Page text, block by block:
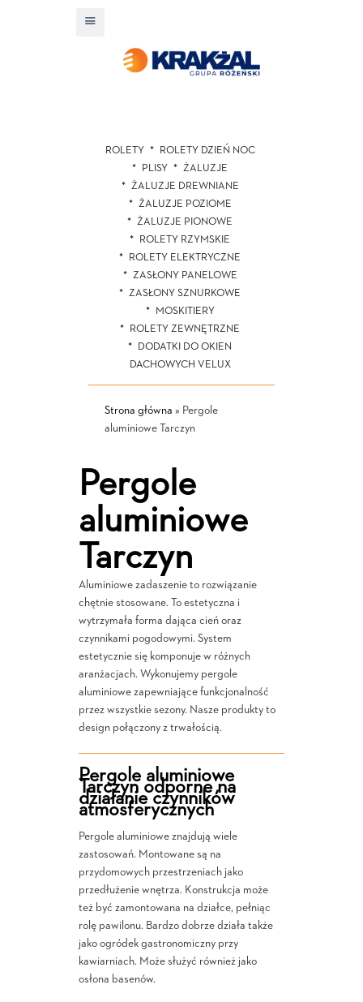
ROLETY
ROLETY DZIEŃ NOC
PLISY
ŻALUZJE
ŻALUZJE DREWNIANE
ŻALUZJE POZIOME
ŻALUZJE PIONOWE
ROLETY RZYMSKIE
ROLETY ELEKTRYCZNE
ZASŁONY PANELOWE
ZASŁONY SZNURKOWE
MOSKITIERY
ROLETY ZEWNĘTRZNE
DODATKI DO OKIEN
DACHOWYCH VELUX
Strona główna » Pergole
aluminiowe Tarczyn
Pergole
aluminiowe
Tarczyn
Aluminiowe zadaszenie to rozwiązanie
chętnie stosowane. To estetyczna i
wytrzymała forma dająca cień oraz
czynnikami pogodowymi. System
estetycznie się komponuje w różnych
aranżacjach. Wykonujemy pergole
aluminiowe zapewniające funkcjonalność
przez wszystkie sezony. Nasze produkty to
design połączony z trwałością.
Pergole aluminiowe
Tarczyn odporne na
działanie czynników
atmosferycznych
Pergole aluminiowe znajdują wiele
zastosowań. Montowane są na
przydomowych przestrzeniach jako
przedłużenie wnętrza. Konstrukcja może
też być zamontowana na działce, pełniąc
rolę pawilonu. Bardzo dobrze działa także
jako ogródek gastronomiczny przy
kawiarniach. Może służyć również jako
osłona basenów.